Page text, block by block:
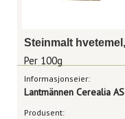
Per 100g
Informasjonseier:
Lantmännen Cerealia AS
Produsent: